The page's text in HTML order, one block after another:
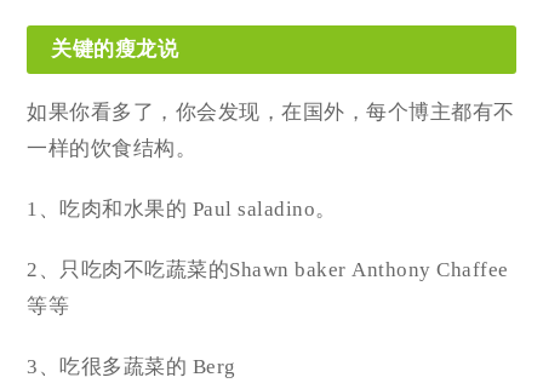
关键的瘦龙说
如果你看多了，你会发现，在国外，每个博主都有不
一样的饮食结构。
1、吃肉和水果的 Paul saladino。
2、只吃肉不吃蔬菜的Shawn baker Anthony Chaffee
等等
3、吃很多蔬菜的 Berg